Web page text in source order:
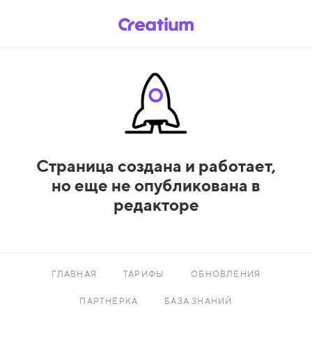
Страница создана и работает,
но еще не опубликована в
редакторе
ГЛАВНАЯ ТАРИФЫ ОБНОВЛЕНИЯ
ПАРТНЕРКА БАЗА ЗНАНИЙ